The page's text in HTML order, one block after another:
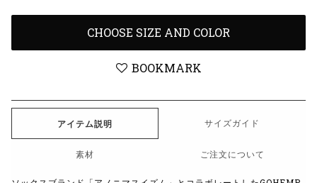
CHOOSE SIZE AND COLOR
BOOKMARK
アイテム説明 サイズガイド
素材 ご注文について